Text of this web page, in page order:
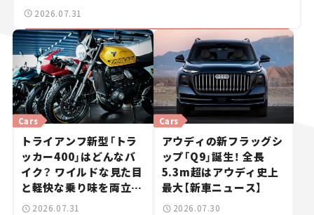
2026.07.31
Cars
トライアンフ新型「トラ
ッカー400」はどんなバ
イク？ ワイルドな見た目
と軽快な乗り味を両立し
た400ccフラットトラッ
2026.07.31
Cars
アウディの新フラッグシ
ップ「Q9」誕生！ 全長
5.3m超はアウディ史上
最大【新車ニュース】
2026.07.30